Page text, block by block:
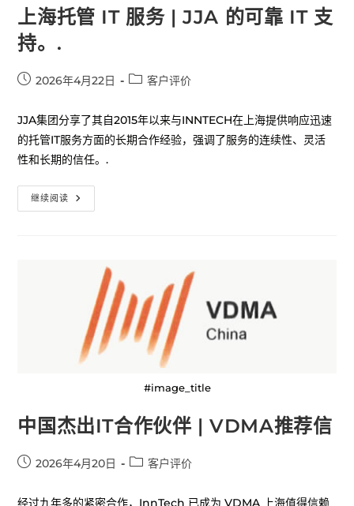
上海托管 IT 服务 | JJA 的可靠 IT 支
持。.
2026年4月22日 客户评价
JJA集团分享了其自2015年以来与INNTECH在上海提供响应迅速
的托管IT服务方面的长期合作经验，强调了服务的连续性、灵活
性和长期的信任。.
继续阅读
#image_title
中国杰出IT合作伙伴 | VDMA推荐信
2026年4月20日 客户评价
经过九年多的紧密合作，InnTech 已成为 VDMA 上海值得信赖